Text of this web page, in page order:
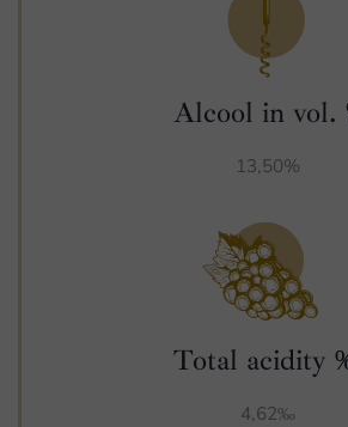
Alcool in vol.
13,50%
Total acidity
4,62‰